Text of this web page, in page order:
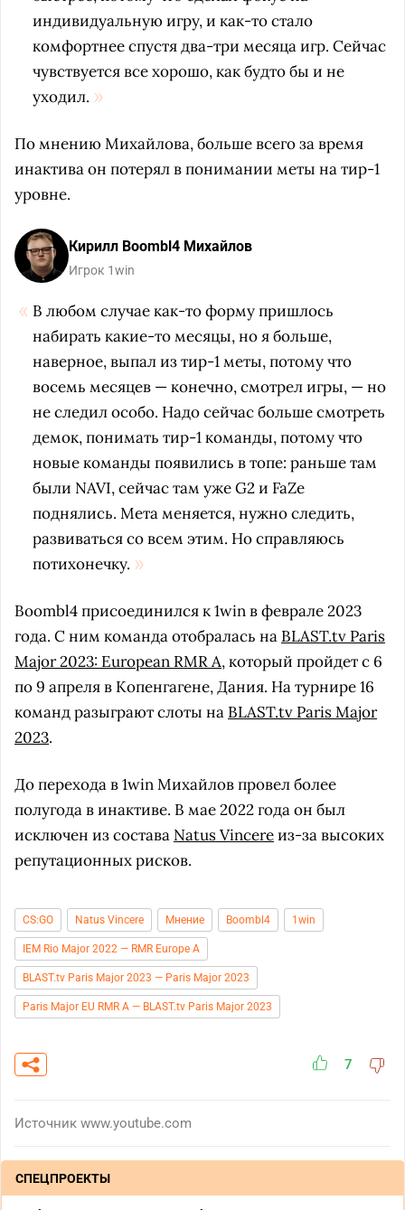
индивидуальную игру, и как-то стало
комфортнее спустя два-три месяца игр. Сейчас
чувствуется все хорошо, как будто бы и не
уходил.
По мнению Михайлова, больше всего за время
инактива он потерял в понимании меты на тир-1
уровне.
Кирилл Boombl4 Михайлов
Игрок 1win
В любом случае как-то форму пришлось
набирать какие-то месяцы, но я больше,
наверное, выпал из тир-1 меты, потому что
восемь месяцев — конечно, смотрел игры, — но
не следил особо. Надо сейчас больше смотреть
демок, понимать тир-1 команды, потому что
новые команды появились в топе: раньше там
были NAVI, сейчас там уже G2 и FaZe
поднялись. Мета меняется, нужно следить,
развиваться со всем этим. Но справляюсь
потихонечку.
Boombl4 присоединился к 1win в феврале 2023
года. С ним команда отобралась на BLAST.tv Paris
Major 2023: European RMR A, который пройдет с 6
по 9 апреля в Копенгагене, Дания. На турнире 16
команд разыграют слоты на BLAST.tv Paris Major
2023.
До перехода в 1win Михайлов провел более
полугода в инактиве. В мае 2022 года он был
исключен из состава Natus Vincereиз-за высоких
репутационных рисков.
CS:GO Natus Vincere Мнение Boombl4 1win
IEM Rio Major 2022 — RMR Europe A
BLAST.tv Paris Major 2023 — Paris Major 2023
Paris Major EU RMR A — BLAST.tv Paris Major 2023
7
Источник www.youtube.com
СПЕЦПРОЕКТЫ